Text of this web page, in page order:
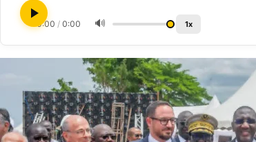
0:00 / 0:00 🔊 1x